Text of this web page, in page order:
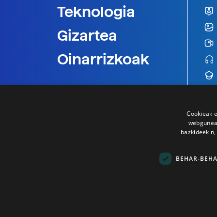
Teknologia
Gizartea
Oinarrizkoak
Cookieak
BEHAR-